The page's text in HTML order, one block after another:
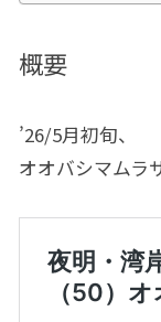
概要
’26/5月初旬、
オオバシマムラ